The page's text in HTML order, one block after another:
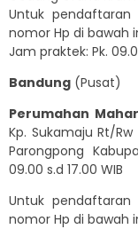
Untuk
nomor Hp di bawah
Jam praktek: Pk.
Bandung (Pusat)
Perumahan
Kp. Sukamaju Rt/
Parongpong
09.00 s.d 17.00 WIB
Untuk
nomor Hp di bawah